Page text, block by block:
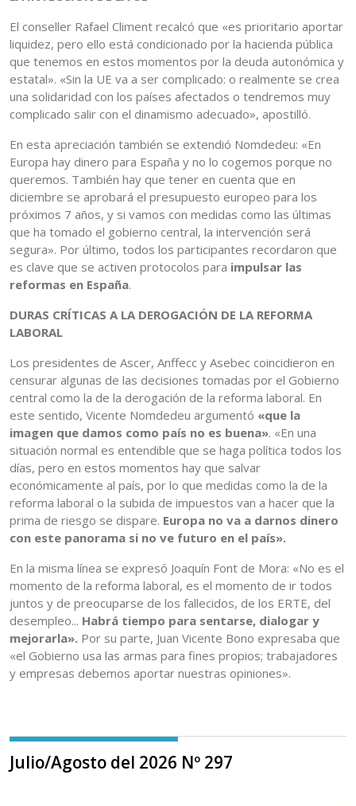
El conseller Rafael Climent recalcó que «es prioritario aportar
liquidez, pero ello está condicionado por la hacienda pública
que tenemos en estos momentos por la deuda autonómica y
estatal». «Sin la UE va a ser complicado: o realmente se crea
una solidaridad con los países afectados o tendremos muy
complicado salir con el dinamismo adecuado», apostilló.
En esta apreciación también se extendió Nomdedeu: «En
Europa hay dinero para España y no lo cogemos porque no
queremos. También hay que tener en cuenta que en
diciembre se aprobará el presupuesto europeo para los
próximos 7 años, y si vamos con medidas como las últimas
que ha tomado el gobierno central, la intervención será
segura». Por último, todos los participantes recordaron que
es clave que se activen protocolos para impulsar las
reformas en España.
DURAS CRÍTICAS A LA DEROGACIÓN DE LA REFORMA
LABORAL
Los presidentes de Ascer, Anffecc y Asebec coincidieron en
censurar algunas de las decisiones tomadas por el Gobierno
central como la de la derogación de la reforma laboral. En
este sentido, Vicente Nomdedeu argumentó «que la
imagen que damos como país no es buena». «En una
situación normal es entendible que se haga política todos los
días, pero en estos momentos hay que salvar
económicamente al país, por lo que medidas como la de la
reforma laboral o la subida de impuestos van a hacer que la
prima de riesgo se dispare. Europa no va a darnos dinero
con este panorama si no ve futuro en el país».
En la misma línea se expresó Joaquín Font de Mora: «No es el
momento de la reforma laboral, es el momento de ir todos
juntos y de preocuparse de los fallecidos, de los ERTE, del
desempleo... Habrá tiempo para sentarse, dialogar y
mejorarla». Por su parte, Juan Vicente Bono expresaba que
«el Gobierno usa las armas para fines propios; trabajadores
y empresas debemos aportar nuestras opiniones».
Julio/Agosto del 2026 Nº 297